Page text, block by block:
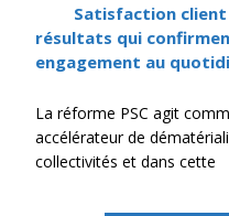
Satisfaction client
résultats qui
engagement au
La réforme PSC agit
accélérateur de
collectivités et dans cette